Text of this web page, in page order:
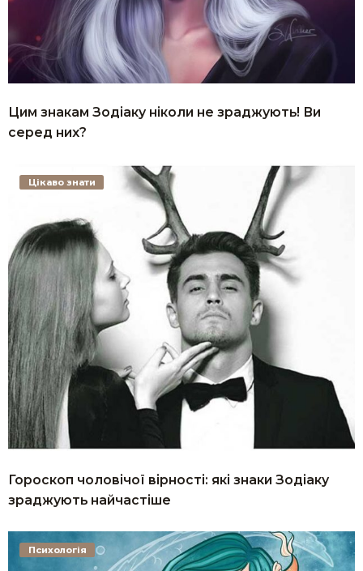
Цим знакам Зодіаку ніколи не зраджують! Ви
серед них?
Гороскоп чоловічої вірності: які знаки Зодіаку
зраджують найчастіше
Цікаво знати
Психологія